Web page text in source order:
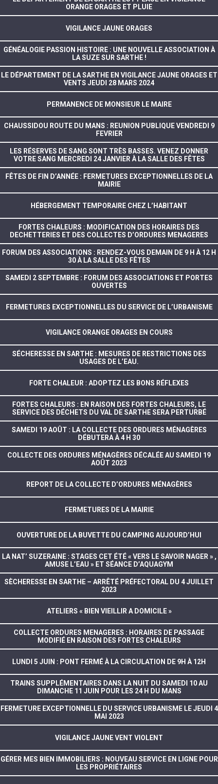
ORANGE ORAGES ET PLUIE
VIGILANCE JAUNE ORAGES
GÉNÉALOGIE PASSION HISTOIRE : UNE NOUVELLE ASSOCIATION À
LA SUZE SUR SARTHE !
LE DÉPARTEMENT DE LA SARTHE EN VIGILANCE JAUNE ORAGES ET
VENTS JEUDI 28 MARS 2024
PERMANENCE DE MONSIEUR LE MAIRE
CHAUSSIDOU ROUTE DU MANS : REUNION PUBLIQUE VENDREDI 9
FEVRIER
LES RÉSERVES DE SANG SONT TRÈS BASSES. VENEZ DONNER
VOTRE SANG MERCREDI 24 JANVIER À LA SALLE DES FÊTES
FÊTES DE FIN D’ANNÉE : FERMETURES EXCEPTIONNELLES DE LA
MAIRIE
HÉBERGEMENT TEMPORAIRE CHEZ L’HABITANT
FORTES CHALEURS : MODIFICATION DES HORAIRES DES
DECHETTERIES ET DES COLLECTES D’ORDURES MENAGERES
FORUM DES ASSOCIATIONS : RENDEZ-VOUS DEMAIN DE 9 H À 12 H
30 À LA SALLE DES FÊTES
SAMEDI 2 SEPTEMBRE : FORUM DES ASSOCIATIONS ET PORTES
OUVERTES
FERMETURES EXCEPTIONNELLES DU SERVICE DE L’URBANISME
VIGILANCE ORANGE ORAGES EN COURS
SÉCHERESSE EN SARTHE : MESURES DE RESTRICTIONS DES
USAGES DE L’EAU.
FORTE CHALEUR : ADOPTEZ LES BONS RÉFLEXES
FORTES CHALEURS : EN RAISON DES FORTES CHALEURS, LE
SERVICE DES DÉCHETS DU VAL DE SARTHE SERA PERTURBÉ
SAMEDI 19 AOÛT : LA COLLECTE DES ORDURES MÉNAGÈRES
DÉBUTERA À 4 H 30
COLLECTE DES ORDURES MÉNAGÈRES DÉCALÉE AU SAMEDI 19
AOÛT 2023
REPORT DE LA COLLECTE D’ORDURES MÉNAGÈRES
FERMETURES DE LA MAIRIE
OUVERTURE DE LA BUVETTE DU CAMPING AUJOURD’HUI
LA NAT’ SUZERAINE : STAGES CET ÉTÉ « VERS LE SAVOIR NAGER » ,
AMUSE L’EAU » ET SÉANCE D’AQUAGYM
SÈCHERESSE EN SARTHE – ARRÊTÉ PRÉFECTORAL DU 4 JUILLET
2023
ATELIERS « BIEN VIEILLIR A DOMICILE »
COLLECTE ORDURES MENAGERES : HORAIRES DE PASSAGE
MODIFIÉ EN RAISON DES FORTES CHALEURS
LUNDI 5 JUIN : PONT FERMÉ À LA CIRCULATION DE 9H À 12H
TRAINS SUPPLÉMENTAIRES DANS LA NUIT DU SAMEDI 10 AU
DIMANCHE 11 JUIN POUR LES 24 H DU MANS
FERMETURE EXCEPTIONNELLE DU SERVICE URBANISME LE JEUDI 4
MAI 2023
VIGILANCE JAUNE VENT VIOLENT
GÉRER MES BIEN IMMOBILIERS : NOUVEAU SERVICE EN LIGNE POUR
LES PROPRIÉTAIRES